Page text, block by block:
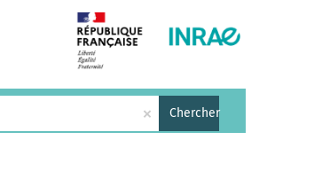
× Chercher